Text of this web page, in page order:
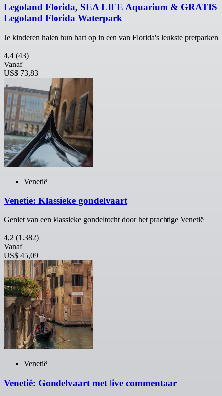
Legoland Florida, SEA LIFE Aquarium & GRATIS
Legoland Florida Waterpark
Je kinderen halen hun hart op in een van Florida's leukste pretparken
4,4 (43)
Vanaf
US$ 73,83
Venetië
Venetië: Klassieke gondelvaart
Geniet van een klassieke gondeltocht door het prachtige Venetië
4,2 (1.382)
Vanaf
US$ 45,09
Venetië
Venetië: Gondelvaart met live commentaar